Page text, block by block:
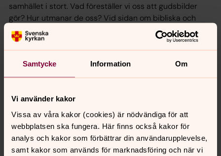
Samtycke Information Om
Vi använder kakor
Vissa av våra kakor (cookies) är nödvändiga för att
webbplatsen ska fungera. Här finns också kakor för
analys och kakor som förbättrar din användarupplevelse,
samt kakor som används för marknadsföring och när vi
samhället i stort. Vad föreställer vi oss att gudsbilder
gör? Hur utmanar de oss? Vid sidan om bibliska och
klassiska teologiska perspektiv görs här djupdykningar i
kultur och konst, tro och vetande, kroppslighet och
inkarnation, queer- och ekoteologi.
Medverkande: Tomas Axelson, Thomas Ekstrand, Carola
Fritzson, Cristina Grenholm, Hanna Hartell, Laura
Lindholm, Michael Nausner, Niklas Nenzén, Carola
Nordbäck, Fredrik Portin, Katja Stroeven, Carina
Sundberg, Maria Södling, Peder Thalén, Linn Marie
Tonstad, Katarina Westerlund och Susanne Wigorts